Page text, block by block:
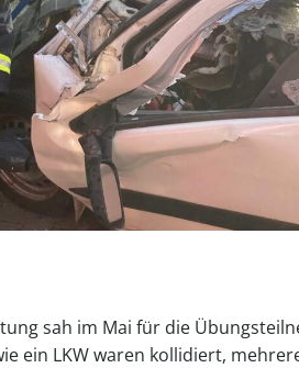
sah im Mai für die
ein LKW waren kollidiert,